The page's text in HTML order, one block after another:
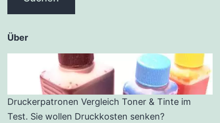
Über
Druckerpatronen Vergleich Toner & Tinte im
Test. Sie wollen Druckkosten senken?